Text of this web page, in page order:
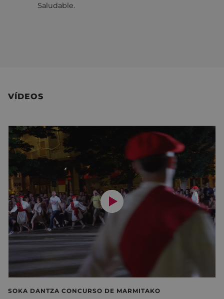
Saludable.
VÍDEOS
SOKA DANTZA CONCURSO DE MARMITAKO